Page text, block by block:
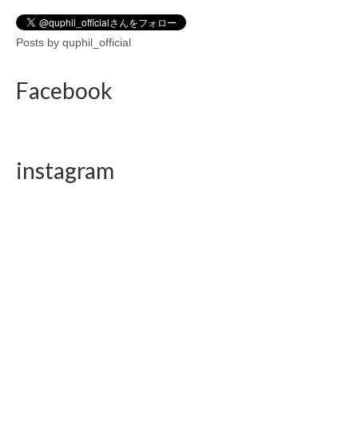
Posts by quphil_official
Facebook
instagram